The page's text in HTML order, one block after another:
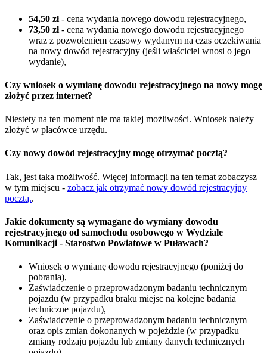
54,50 zł- cena wydania nowego dowodu rejestracyjnego,
73,50 zł- cena wydania nowego dowodu rejestracyjnego
wraz z pozwoleniem czasowy wydanym na czas oczekiwania
na nowy dowód rejestracyjny (jeśli właściciel wnosi o jego
wydanie),
Czy wniosek o wymianę dowodu rejestracyjnego na nowy mogę
złożyć przez internet?
Niestety na ten moment nie ma takiej możliwości. Wniosek należy
złożyć w placówce urzędu.
Czy nowy dowód rejestracyjny mogę otrzymać pocztą?
Tak, jest taka możliwość. Więcej informacji na ten temat zobaczysz
w tym miejscu - zobacz jak otrzymać nowy dowód rejestracyjny
pocztą..
Jakie dokumenty są wymagane do wymiany dowodu
rejestracyjnego od samochodu osobowego w Wydziale
Komunikacji - Starostwo Powiatowe w Puławach?
Wniosek o wymianę dowodu rejestracyjnego (poniżej do
pobrania),
Zaświadczenie o przeprowadzonym badaniu technicznym
pojazdu (w przypadku braku miejsc na kolejne badania
techniczne pojazdu),
Zaświadczenie o przeprowadzonym badaniu technicznym
oraz opis zmian dokonanych w pojeździe (w przypadku
zmiany rodzaju pojazdu lub zmiany danych technicznych